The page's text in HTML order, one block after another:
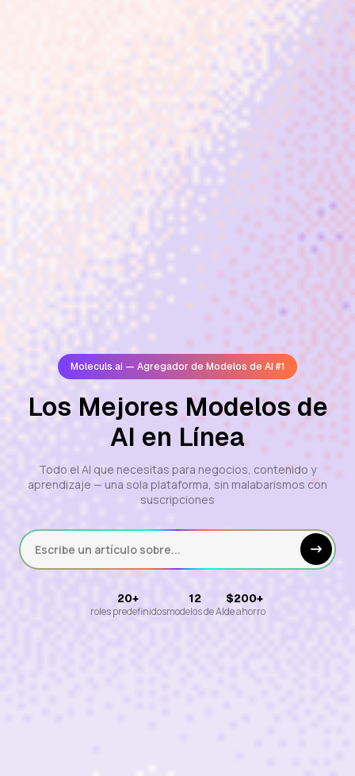
Moleculs.ai — Agregador de Modelos de AI #1
Los Mejores Modelos de
AI en Línea
Todo el AI que necesitas para negocios, contenido y
aprendizaje — una sola plataforma, sin malabarismos con
suscripciones
Escribe un artículo sobre...
20+
roles predefinidos
12
modelos de AI
$200+
de ahorro